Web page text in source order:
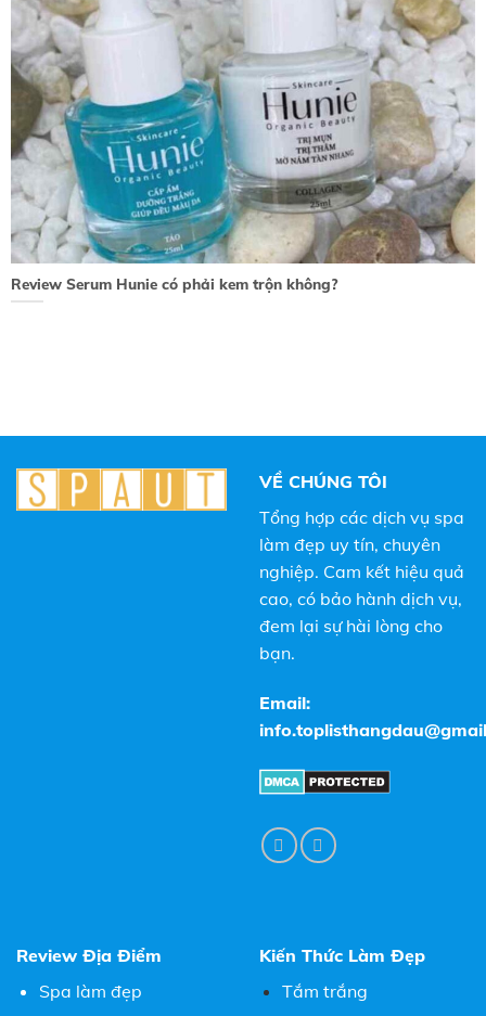
Review Serum Hunie có phải kem trộn không?
VỀ CHÚNG TÔI
Tổng hợp các dịch vụ spa
làm đẹp uy tín, chuyên
nghiệp. Cam kết hiệu quả
cao, có bảo hành dịch vụ,
đem lại sự hài lòng cho
bạn.
Email:
Review Địa Điểm
Spa làm đẹp
Kiến Thức Làm Đẹp
Tắm trắng